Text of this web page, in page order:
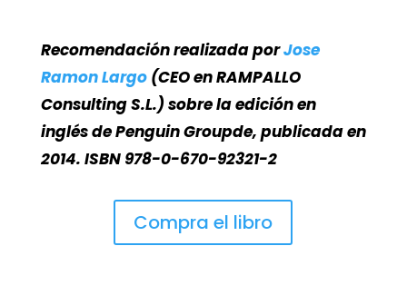
Recomendación realizada porJose
Ramon Largo (CEO en RAMPALLO
Consulting S.L.) sobre la edición en
inglés de Penguin Groupde, publicada en
2014. ISBN 978-0-670-92321-2
Compra el libro